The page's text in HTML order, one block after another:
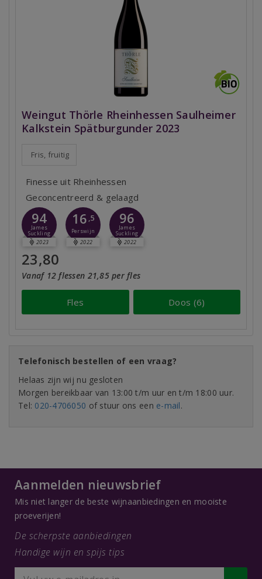
Weingut Thörle Rheinhessen Saulheimer
Kalkstein Spätburgunder 2023
Fris, fruitig
Finesse uit Rheinhessen
Geconcentreerd & gelaagd
94
James
Suckling
2023
16 ,5
Perswijn
2022
96
James
Suckling
2022
23,80
Vanaf 12 flessen 21,85 per fles
Fles Doos (6)
Telefonisch bestellen of een vraag?
Helaas zijn wij nu gesloten
Morgen bereikbaar van 13:00 t/m uur en t/m 18:00 uur.
Tel: 020-4706050 of stuur ons een e-mail.
Aanmelden nieuwsbrief
Mis niet langer de beste wijnaanbiedingen en mooiste
proeverijen!
De scherpste aanbiedingen
Handige wijn en spijs tips